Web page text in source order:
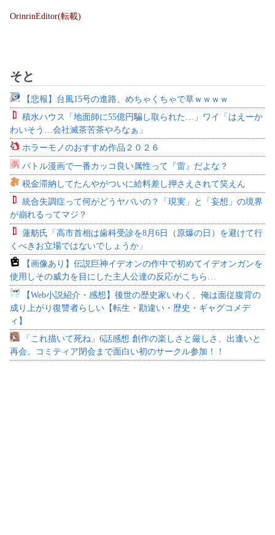
OrinrinEditor(転載)
そと
【悲報】台風15号の進路、めちゃくちゃで草ｗｗｗｗ
積水ハウス「地面師に55億円騙し取られた…」ワイ「はえーか
わいそう…会社滅茶苦茶やろなぁ」
ホラーモノのおすすめ作品２０２６
バトル漫画で一番カッコ良い属性って『雷』だよな？
税金滞納してたんやがついに給料差し押さえされて笑えん
統合失調症って何がどうヤバいの？「現実」と「妄想」の境界
が崩れるってマジ？
蓮舫氏「高市首相は歯科受診を8月6日（原爆の日）を避けて行
くべきお立場ではないでしょうか」
【画像あり】伝説巨神イデオンの作中で初めてイデオンガンを
使用しその威力を目にした主人公達の反応がこちら…
【Web小説紹介・感想】後世の歴史家いわく、俺は面従腹背の
成り上がり復讐者らしい【転生・勘違い・歴史・ギャグコメデ
ィ】
「これ描いて死ね」6話感想 創作の楽しさと厳しさ、出逢いと
再会。コミティア閉会まで面白い初のサークル参加！！